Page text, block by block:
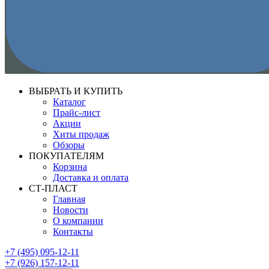
ВЫБРАТЬ И КУПИТЬ
Каталог
Прайс-лист
Акции
Хиты продаж
Обзоры
ПОКУПАТЕЛЯМ
Корзина
Доставка и оплата
СТ-ПЛАСТ
Главная
Новости
О компании
Контакты
+7 (495) 095-12-11
+7 (926) 157-12-11